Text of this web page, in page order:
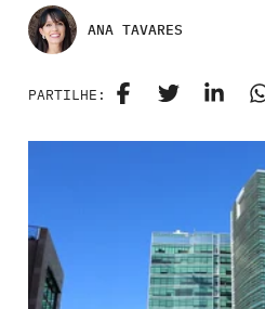
ANA TAVARES
PARTILHE: